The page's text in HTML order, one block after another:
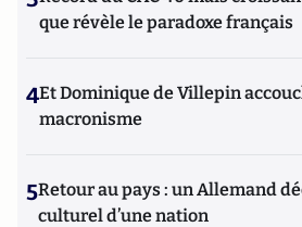
que révèle le paradoxe français
4Et Dominique de Villepin
macronisme
5Retour au pays : un Allemand
culturel d’une nation